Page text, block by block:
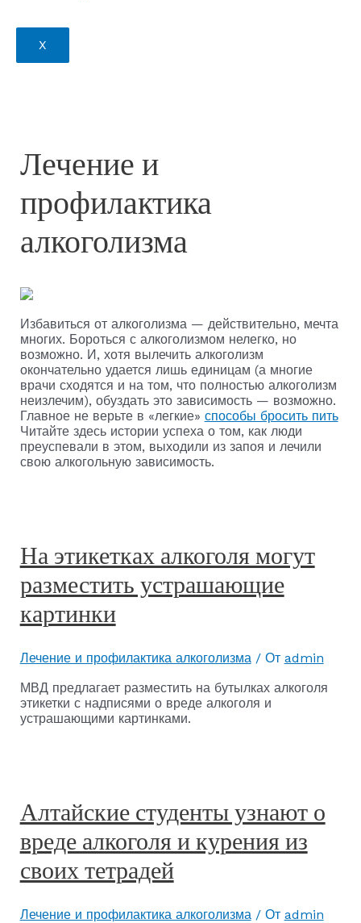
X
Лечение и
профилактика
алкоголизма
Избавиться от алкоголизма — действительно, мечта
многих. Бороться с алкоголизмом нелегко, но
возможно. И, хотя вылечить алкоголизм
окончательно удается лишь единицам (а многие
врачи сходятся и на том, что полностью алкоголизм
неизлечим), обуздать это зависимость — возможно.
Главное не верьте в «легкие» способы бросить пить
Читайте здесь истории успеха о том, как люди
преуспевали в этом, выходили из запоя и лечили
свою алкогольную зависимость.
На этикетках алкоголя могут
разместить устрашающие
картинки
Лечение и профилактика алкоголизма/ От admin
МВД предлагает разместить на бутылках алкоголя
этикетки с надписями о вреде алкоголя и
устрашающими картинками.
Алтайские студенты узнают о
вреде алкоголя и курения из
своих тетрадей
Лечение и профилактика алкоголизма/ От admin